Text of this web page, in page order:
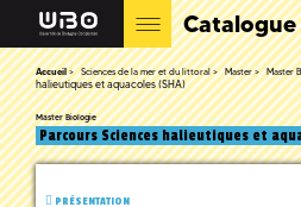
Accueil Sciences de la mer et du littoral Master Master
halieutiques et aquacoles (SHA)
Master Biologie
Parcours Sciences halieutiques et
PRÉSENTATION